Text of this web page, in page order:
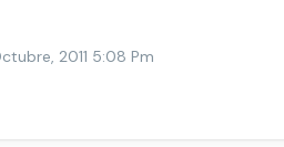
2011 5:08 Pm